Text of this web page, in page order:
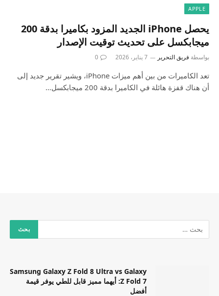
APPLE
يحصل iPhone الجديد المزود بكاميرا بدقة 200
ميجابكسل على تحديث توقيت الإصدار
بواسطة فريق التحرير 7 يناير، 2026 0
تعد الكاميرات من بين أهم ميزات iPhone، ويشير تقرير جديد إلى
أن هناك قفزة هائلة في الكاميرا بدقة 200 ميجابكسل…
Samsung Galaxy Z Fold 8 Ultra vs Galaxy
Z Fold 7: أيهما مميز قابل للطي يوفر قيمة
أفضل